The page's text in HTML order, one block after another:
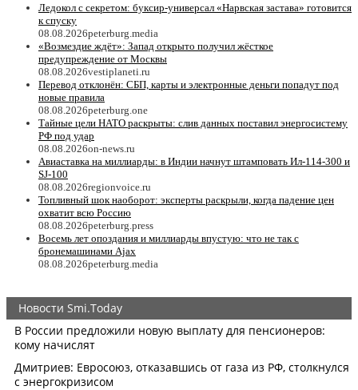
Ледокол с секретом: буксир-универсал «Нарвская застава» готовится
к спуску
08.08.2026peterburg.media
«Возмездие ждёт»: Запад открыто получил жёсткое
предупреждение от Москвы
08.08.2026vestiplaneti.ru
Перевод отклонён: СБП, карты и электронные деньги попадут под
новые правила
08.08.2026peterburg.one
Тайные цели НАТО раскрыты: слив данных поставил энергосистему
РФ под удар
08.08.2026on-news.ru
Авиаставка на миллиарды: в Индии начнут штамповать Ил‑114‑300 и
SJ‑100
08.08.2026regionvoice.ru
Топливный шок наоборот: эксперты раскрыли, когда падение цен
охватит всю Россию
08.08.2026peterburg.press
Восемь лет опоздания и миллиарды впустую: что не так с
бронемашинами Ajax
08.08.2026peterburg.media